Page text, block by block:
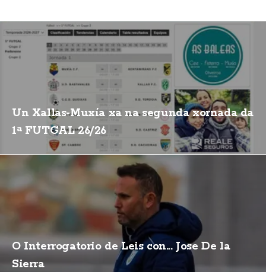
Un Xallas-Muxía xa na segunda xornada da
1ª FUTGAL 26/26
O Interrogatorio de Leis con... Jose De la
Sierra